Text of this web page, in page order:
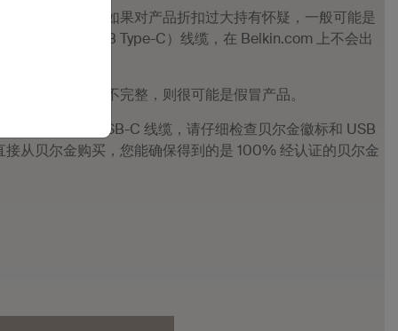
应该没问题。如果对产品折扣过大持有怀疑，一般可能是
USB-C（即 USB Type-C）线缆，在 Belkin.com 上不会出
损坏或看起来不完整，则很可能是假冒产品。
质的贝尔金 USB-C 线缆，请仔细检查贝尔金徽标和 USB
从贝尔金购买，您能确保得到的是 100% 经认证的贝尔金